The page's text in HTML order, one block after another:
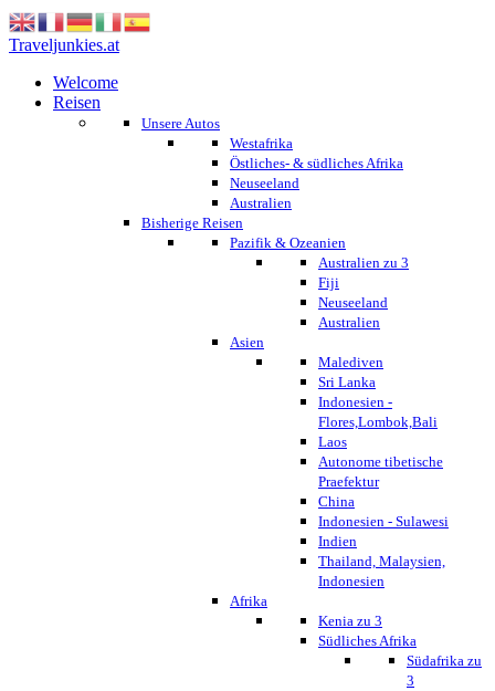
Traveljunkies.at
Welcome
Reisen
Unsere Autos
Westafrika
Östliches- & südliches Afrika
Neuseeland
Australien
Bisherige Reisen
Pazifik & Ozeanien
Australien zu 3
Fiji
Neuseeland
Australien
Asien
Malediven
Sri Lanka
Indonesien -
Flores,Lombok,Bali
Laos
Autonome tibetische
Praefektur
China
Indonesien - Sulawesi
Indien
Thailand, Malaysien,
Indonesien
Afrika
Kenia zu 3
Südliches Afrika
Südafrika zu
3